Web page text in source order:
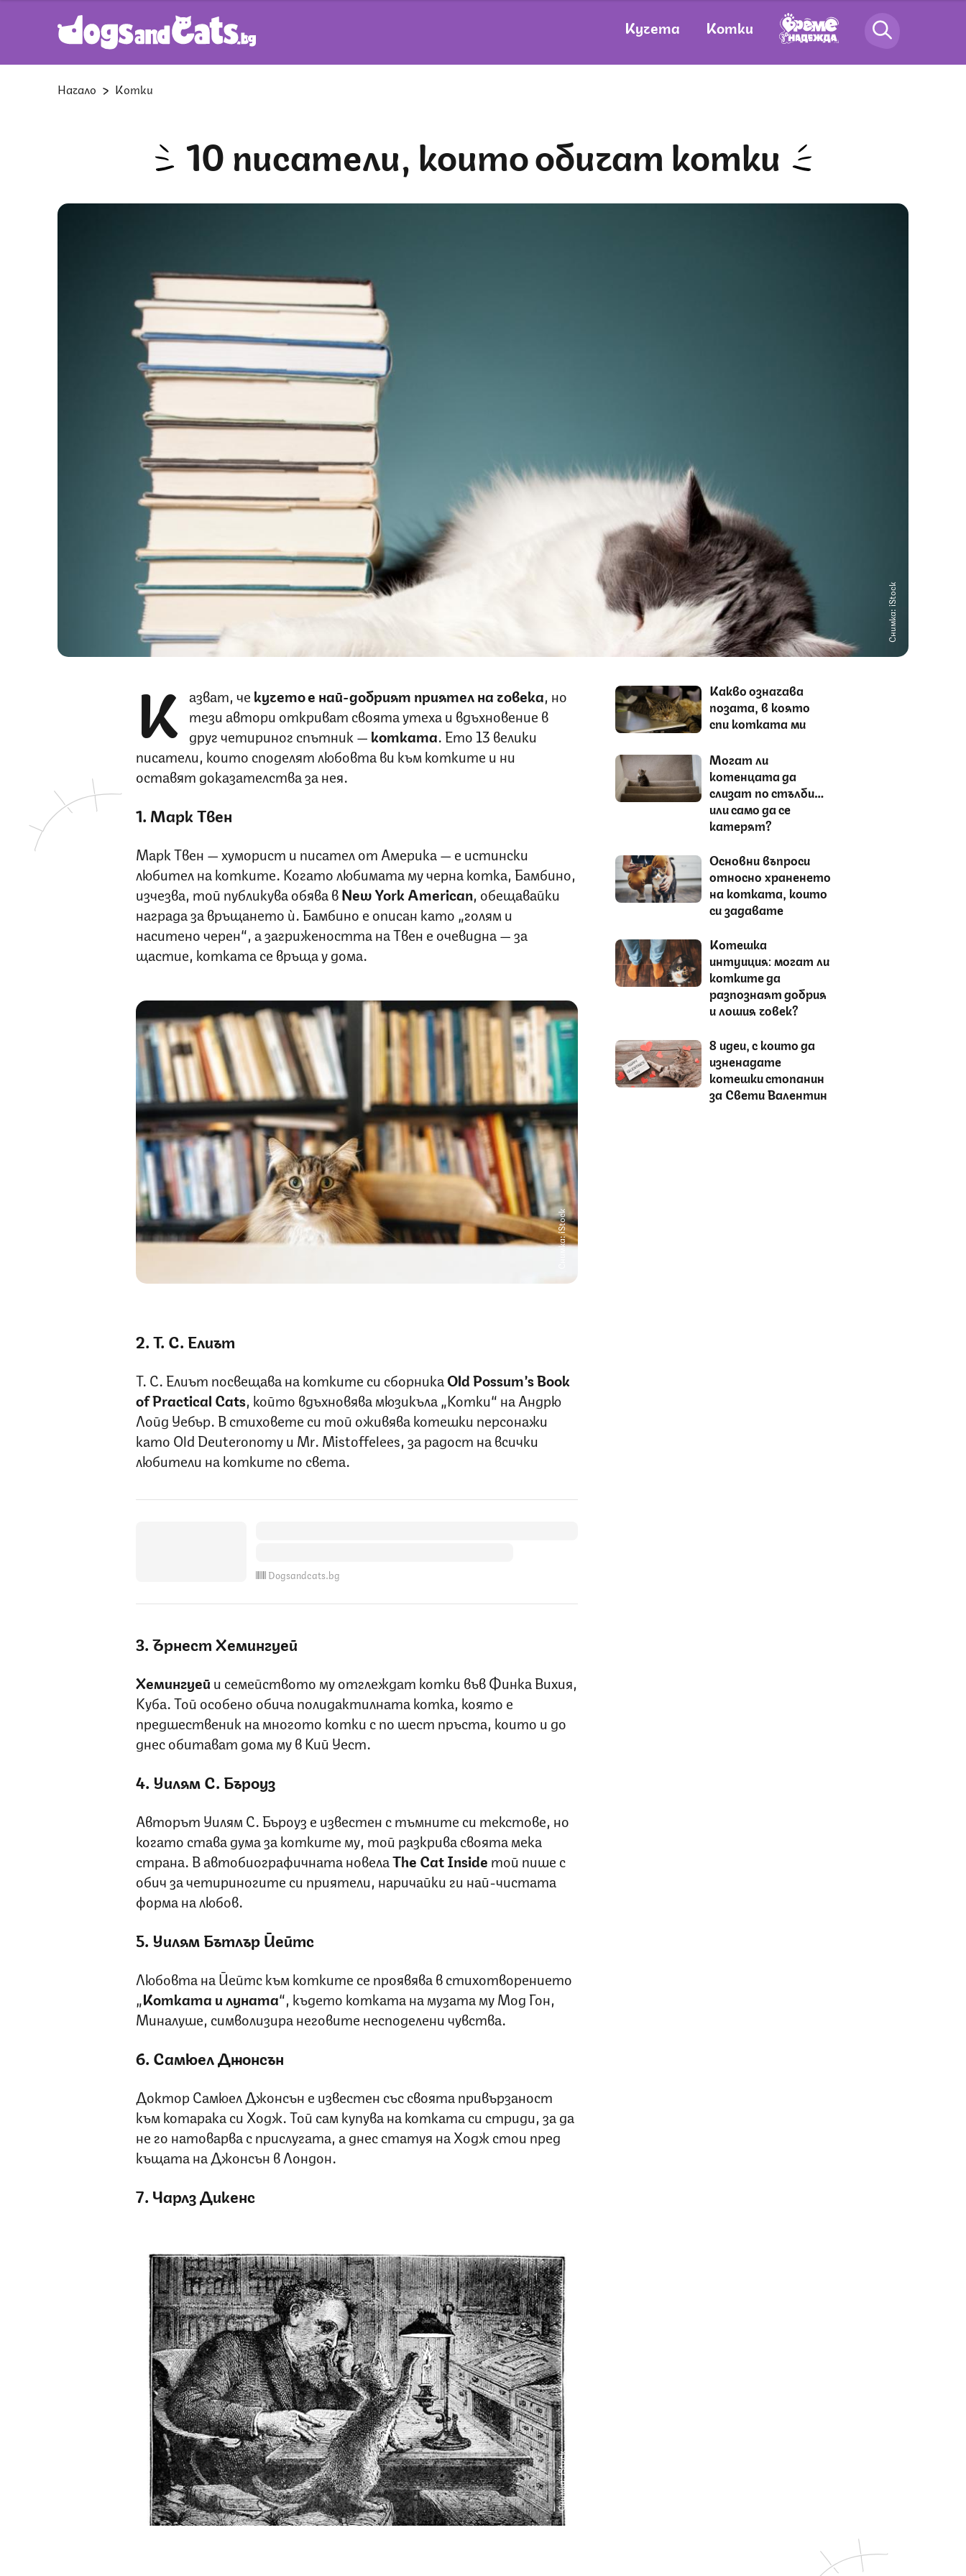
Кучета Котки
Начало Котки
10 писатели, които обичат котки
Снимка: iStock
К азват, че кучето е най-добрият приятел на човека, но
тези автори откриват своята утеха и вдъхновение в
друг четириног спътник — котката. Ето 13 велики
писатели, които споделят любовта ви към котките и ни
оставят доказателства за нея.
1. Марк Твен
Марк Твен — хуморист и писател от Америка — е истински
любител на котките. Когато любимата му черна котка, Бамбино,
изчезва, той публикува обява вNew York American, обещавайки
награда за връщането ѝ. Бамбино е описан като „голям и
наситено черен“, а загрижеността на Твен е очевидна — за
щастие, котката се връща у дома.
Снимка: iStock
2. Т. С. Елиът
Т. С. Елиът посвещава на котките си сборникаOld Possum’s Book
of Practical Cats, който вдъхновява мюзикъла „Котки“ на Андрю
Лойд Уебър. В стиховете си той оживява котешки персонажи
като Old Deuteronomy и Mr. Mistoffelees, за радост на всички
любители на котките по света.
Dogsandcats.bg
3. Ърнест Хемингуей
Хемингуей и семейството му отглеждат котки във Финка Вихия,
Куба. Той особено обича полидактилната котка, която е
предшественик на многото котки с по шест пръста, които и до
днес обитават дома му в Кий Уест.
4. Уилям С. Бъроуз
Авторът Уилям С. Бъроуз е известен с тъмните си текстове, но
когато става дума за котките му, той разкрива своята мека
страна. В автобиографичната новелаThe Cat Inside той пише с
обич за четириногите си приятели, наричайки ги най-чистата
форма на любов.
5. Уилям Бътлър Йейтс
Любовта на Йейтс към котките се проявява в стихотворението
„Котката и луната“, където котката на музата му Мод Гон,
Миналуше, символизира неговите несподелени чувства.
6. Самюел Джонсън
Доктор Самюел Джонсън е известен със своята привързаност
към котарака си Ходж. Той сам купува на котката си стриди, за да
не го натоварва с прислугата, а днес статуя на Ходж стои пред
къщата на Джонсън в Лондон.
7. Чарлз Дикенс
Снимка: iStock
Какво означава
позата, в която
спи котката ми
Могат ли
котенцата да
слизат по стълби…
или само да се
катерят?
Основни въпроси
относно храненето
на котката, които
си задавате
Котешка
интуиция: могат ли
котките да
разпознаят добрия
и лошия човек?
8 идеи, с които да
изненадате
котешки стопанин
за Свети Валентин